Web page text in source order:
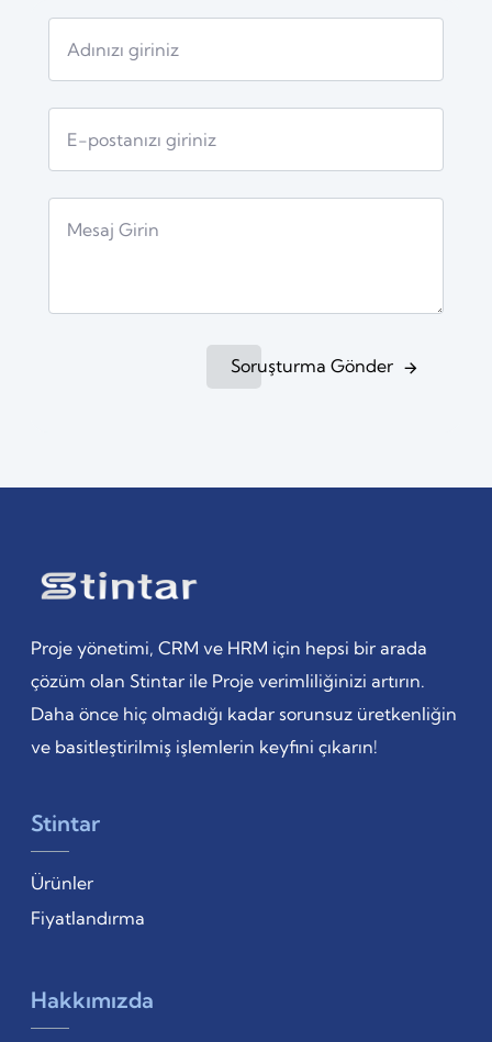
Soruşturma Gönder
Proje yönetimi, CRM ve HRM için hepsi bir arada
çözüm olan Stintar ile Proje verimliliğinizi artırın.
Daha önce hiç olmadığı kadar sorunsuz üretkenliğin
ve basitleştirilmiş işlemlerin keyfini çıkarın!
Stintar
Ürünler
Fiyatlandırma
Hakkımızda